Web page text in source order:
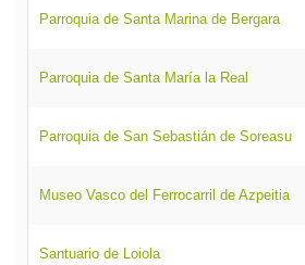
Parroquia de Santa Marina de Bergara
Parroquia de Santa María la Real
Parroquia de San Sebastián de Soreasu
Museo Vasco del Ferrocarril de Azpeitia
Santuario de Loiola